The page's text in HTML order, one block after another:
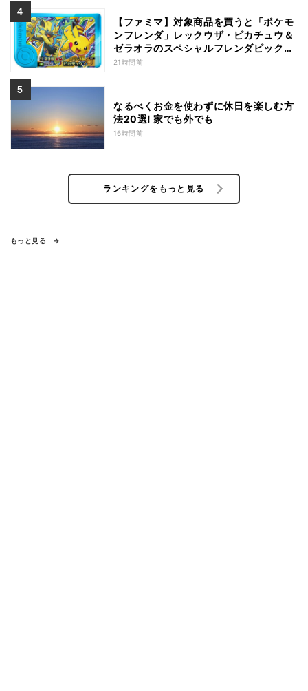
【ファミマ】対象商品を買うと「ポケモ
ンフレンダ」レックウザ・ピカチュウ＆
ゼラオラのスペシャルフレンダピックが
もらえるキャンペーン
21時間前
なるべくお金を使わずに休日を楽しむ方
法20選! 家でも外でも
16時間前
ランキングをもっと見る
もっと見る